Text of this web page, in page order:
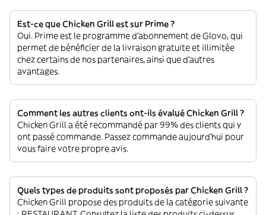
Est-ce que Chicken Grill est sur Prime ?
Oui. Prime est le programme d’abonnement de Glovo, qui
permet de bénéficier de la livraison gratuite et illimitée
chez certains de nos partenaires, ainsi que d’autres
avantages.
Comment les autres clients ont-ils évalué Chicken Grill ?
Chicken Grill a été recommandé par 99% des clients qui y
ont passé commande. Passez commande aujourd'hui pour
vous faire votre propre avis.
Quels types de produits sont proposés par Chicken Grill ?
Chicken Grill propose des produits de la catégorie suivante